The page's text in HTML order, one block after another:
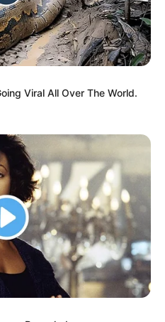
Viral All Over The World.